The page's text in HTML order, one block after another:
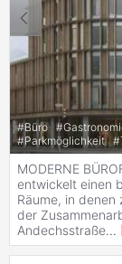
#Büro #
#Parkmöglichkeit #
MODERNE
entwickelt einen
Räume, in denen
der
Andechsstraße...